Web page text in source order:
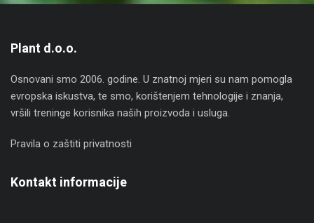
Plant d.o.o.
Osnovani smo 2006. godine. U znatnoj mjeri su nam pomogla
evropska iskustva, te smo, korištenjem tehnologije i znanja,
vršili treninge korisnika naših proizvoda i usluga.
Pravila o zaštiti privatnosti
Kontakt informacije